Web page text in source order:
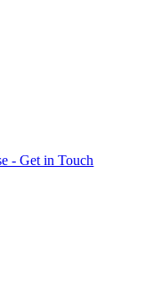
- Get in Touch